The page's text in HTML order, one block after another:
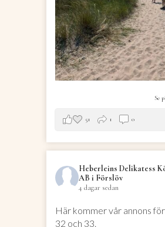
Se
51 1 0
Heberleins Delikatess
AB i Förslöv
4 dagar sedan
Här kommer vår annons
32 och 33.